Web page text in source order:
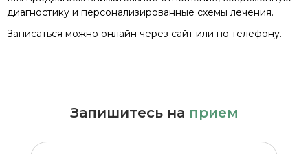
диагностику и персонализированные схемы лечения.
Записаться можно онлайн через сайт или по телефону.
Запишитесь на прием